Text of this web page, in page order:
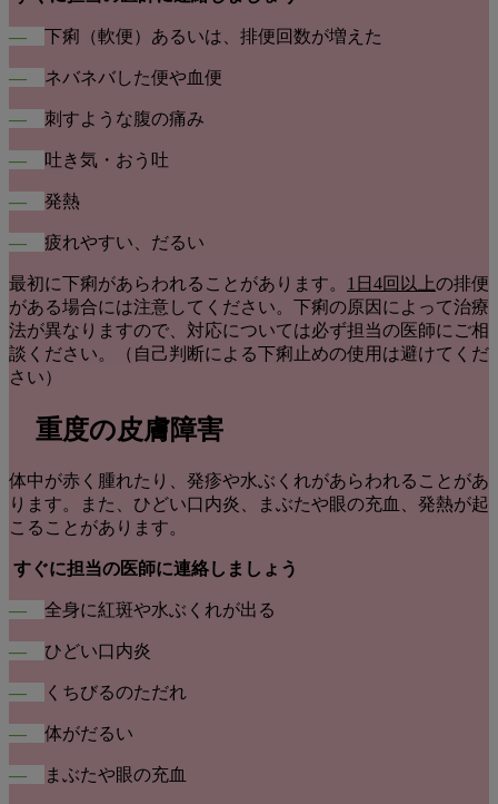
― 下痢（軟便）あるいは、排便回数が増えた
― ネバネバした便や血便
― 刺すような腹の痛み
― 吐き気・おう吐
― 発熱
― 疲れやすい、だるい
最初に下痢があらわれることがあります。 1日4回以上の排便
がある場合には注意してください。下痢の原因によって治療
法が異なりますので、対応については必ず担当の医師にご相
談ください。（自己判断による下痢止めの使用は避けてくだ
さい）
重度の皮膚障害
体中が赤く腫れたり、発疹や水ぶくれがあらわれることがあ
ります。また、ひどい口内炎、まぶたや眼の充血、発熱が起
こることがあります。
すぐに担当の医師に連絡しましょう
― 全身に紅斑や水ぶくれが出る
― ひどい口内炎
― くちびるのただれ
― 体がだるい
― まぶたや眼の充血